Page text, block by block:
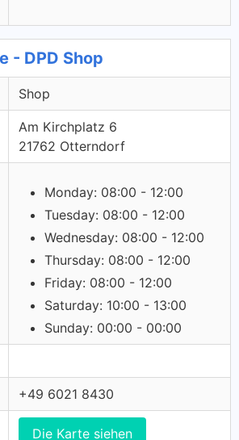
- DPD Shop
Shop
Am Kirchplatz 6
21762 Otterndorf
Monday: 08:00 - 12:00
Tuesday: 08:00 - 12:00
Wednesday: 08:00 - 12:00
Thursday: 08:00 - 12:00
Friday: 08:00 - 12:00
Saturday: 10:00 - 13:00
Sunday: 00:00 - 00:00
+49 6021 8430
Die Karte siehen